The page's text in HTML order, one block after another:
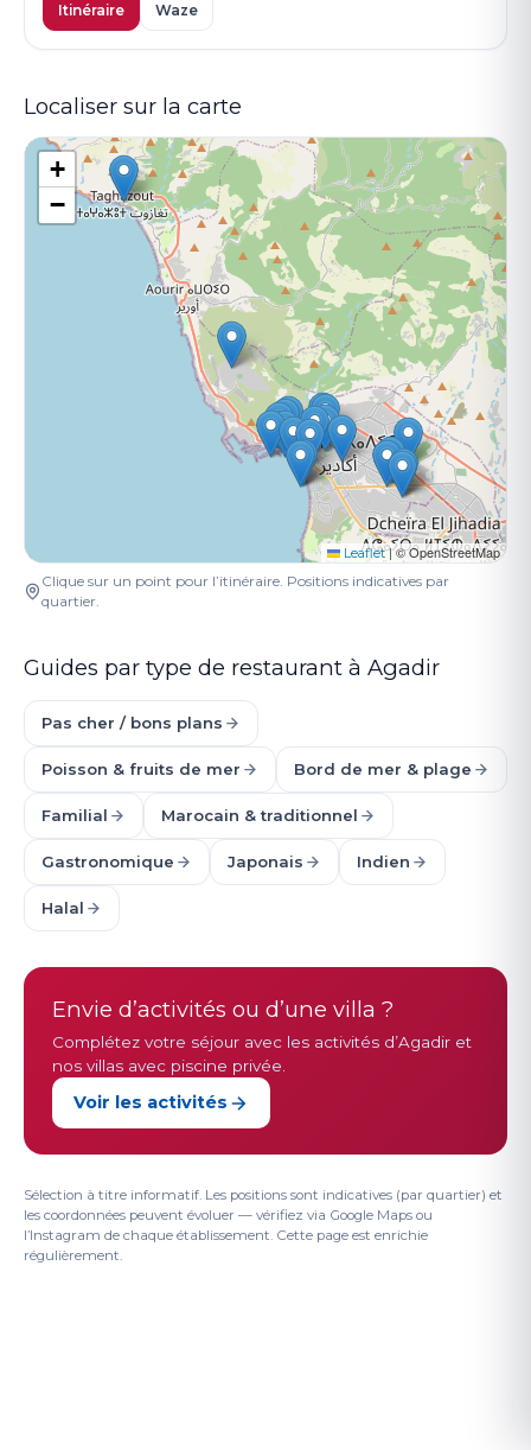
Itinéraire Waze
Localiser sur la carte
+
−
Leaflet |© OpenStreetMap
Clique sur un point pour l’itinéraire. Positions indicatives par
quartier.
Guides par type de restaurant à Agadir
Pas cher / bons plans
Poisson & fruits de mer Bord de mer & plage
Familial Marocain & traditionnel
Gastronomique Japonais Indien
Halal
Envie d’activités ou d’une villa ?
Complétez votre séjour avec les activités d’Agadir et
nos villas avec piscine privée.
Voir les activités
Sélection à titre informatif. Les positions sont indicatives (par quartier) et
les coordonnées peuvent évoluer — vérifiez via Google Maps ou
l’Instagram de chaque établissement. Cette page est enrichie
régulièrement.